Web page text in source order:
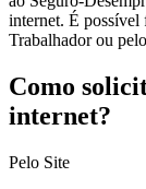
internet. É
Trabalhador ou
Como
internet?
Pelo Site